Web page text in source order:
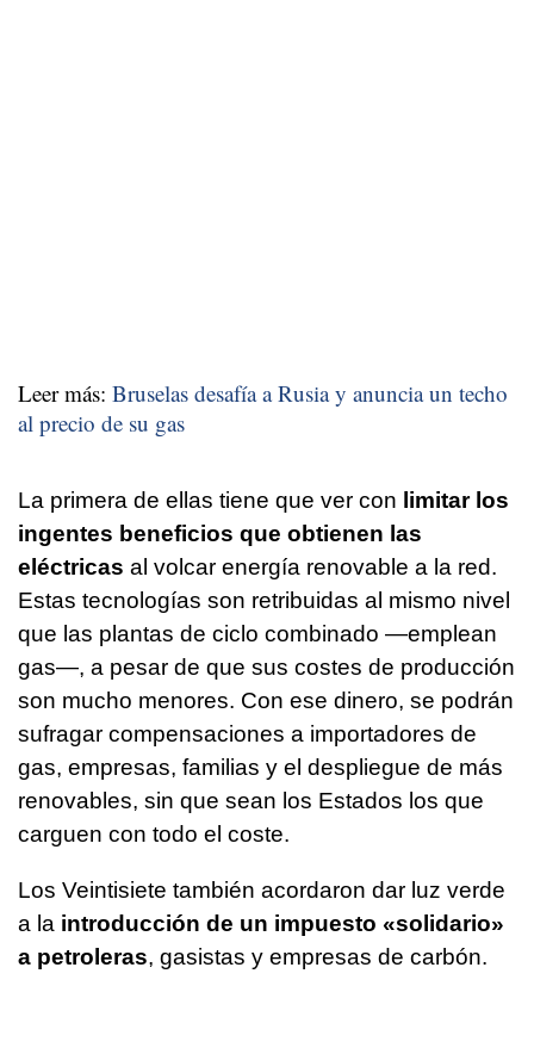
Leer más: Bruselas desafía a Rusia y anuncia un techo
al precio de su gas
La primera de ellas tiene que ver con limitar los
ingentes beneficios que obtienen las
eléctricas al volcar energía renovable a la red.
Estas tecnologías son retribuidas al mismo nivel
que las plantas de ciclo combinado —emplean
gas—, a pesar de que sus costes de producción
son mucho menores. Con ese dinero, se podrán
sufragar compensaciones a importadores de
gas, empresas, familias y el despliegue de más
renovables, sin que sean los Estados los que
carguen con todo el coste.
Los Veintisiete también acordaron dar luz verde
a la introducción de un impuesto «solidario»
a petroleras, gasistas y empresas de carbón.